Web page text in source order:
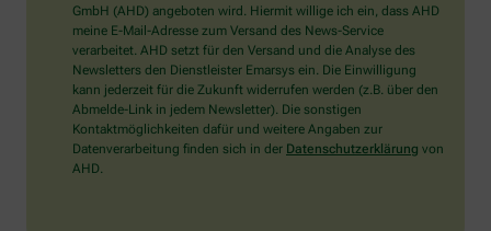
wählen
Sie
bitte
das
Flugzeug.
GmbH (AHD) angeboten wird. Hiermit willige ich ein, dass AHD
meine E-Mail-Adresse zum Versand des News-Service
verarbeitet. AHD setzt für den Versand und die Analyse des
Newsletters den Dienstleister Emarsys ein. Die Einwilligung
kann jederzeit für die Zukunft widerrufen werden (z.B. über den
Abmelde-Link in jedem Newsletter). Die sonstigen
Kontaktmöglichkeiten dafür und weitere Angaben zur
Datenverarbeitung finden sich in der Datenschutzerklärung von
AHD.